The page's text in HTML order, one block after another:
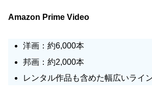
Amazon Prime Video
洋画：約6,000本
邦画：約2,000本
レンタル作品も含めた幅広いライ